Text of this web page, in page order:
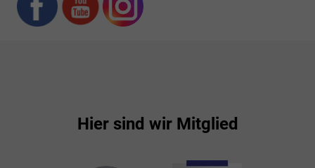
Hier sind wir Mitglied